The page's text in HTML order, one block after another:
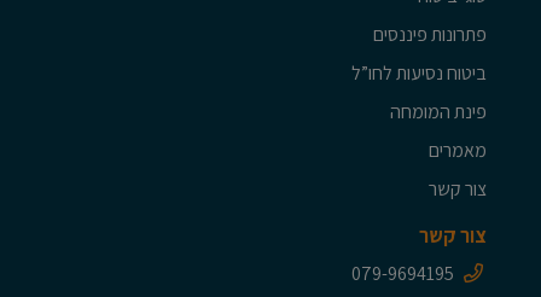
פתרונות פיננסים
ביטוח נסיעות לחו”ל
פינת המומחה
מאמרים
צור קשר
צור קשר
079-9694195